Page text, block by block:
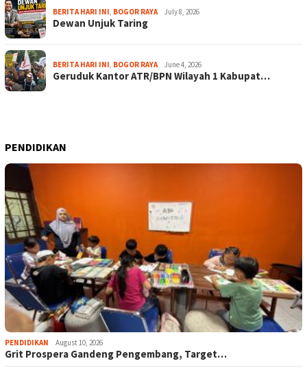
BERITA HARI INI, BOGOR RAYA July 8, 2026
Dewan Unjuk Taring
BERITA HARI INI, BOGOR RAYA June 4, 2026
Geruduk Kantor ATR/BPN Wilayah 1 Kabupat…
PENDIDIKAN
PENDIDIKAN August 10, 2026
Grit Prospera Gandeng Pengembang, Target…